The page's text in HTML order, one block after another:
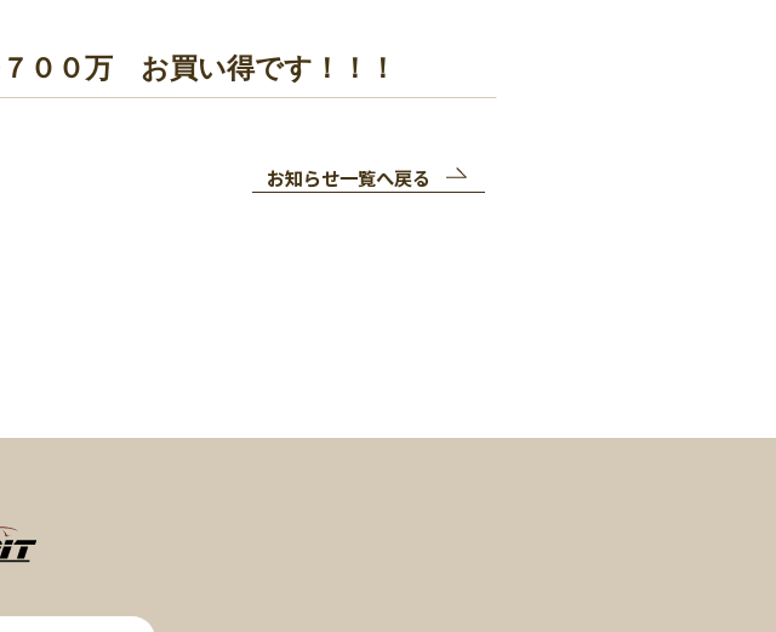
００万 お買い得です！！！
お知らせ一覧へ戻る